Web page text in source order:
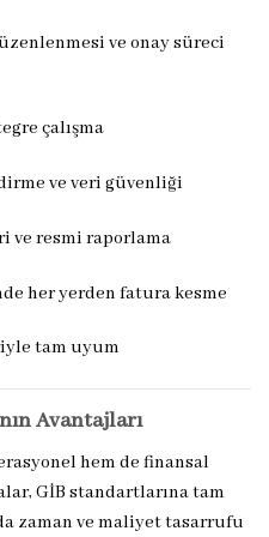
ve onay süreci
çalışma
ve veri güvenliği
ve resmi raporlama
her yerden fatura kesme
tam uyum
Avantajları
hem de finansal
GİB standartlarına tam
zaman ve maliyet tasarrufu